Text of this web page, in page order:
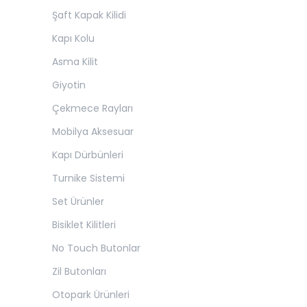
Şaft Kapak Kilidi
Kapı Kolu
Asma Kilit
Giyotin
Çekmece Rayları
Mobilya Aksesuar
Kapı Dürbünleri
Turnike Sistemi
Set Ürünler
Bisiklet Kilitleri
No Touch Butonlar
Zil Butonları
Otopark Ürünleri